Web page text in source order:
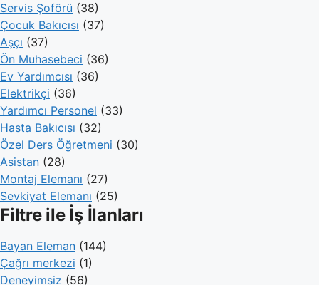
Servis Şoförü (38)
Çocuk Bakıcısı (37)
Aşçı (37)
Ön Muhasebeci (36)
Ev Yardımcısı (36)
Elektrikçi (36)
Yardımcı Personel (33)
Hasta Bakıcısı (32)
Özel Ders Öğretmeni (30)
Asistan (28)
Montaj Elemanı (27)
Sevkiyat Elemanı (25)
Filtre ile İş İlanları
Bayan Eleman (144)
Çağrı merkezi (1)
Deneyimsiz (56)